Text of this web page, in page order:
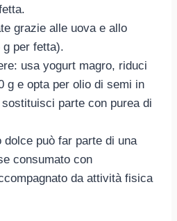
grazie alle uova e allo
per fetta).
usa yogurt magro, riduci
g e opta per olio di semi in
parte con purea di
dolce può far parte di una
consumato con
da attività fisica